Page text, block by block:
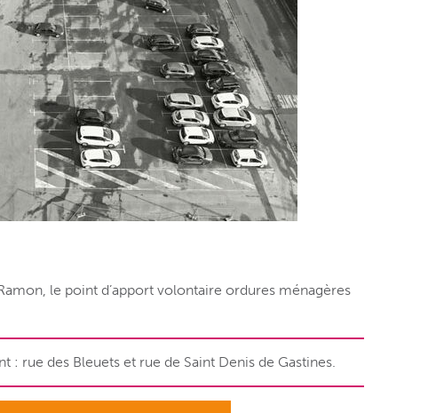
le point d’apport volontaire ordures ménagères
: rue des Bleuets et rue de Saint Denis de Gastines.